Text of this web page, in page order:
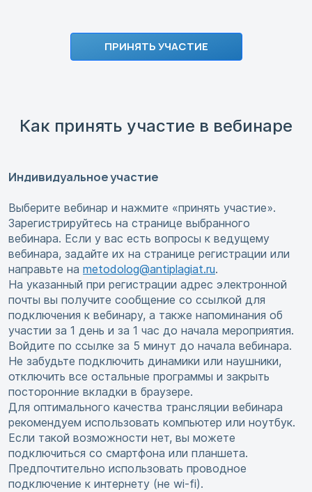
ПРИНЯТЬ УЧАСТИЕ
Как принять участие в вебинаре
Индивидуальное участие
Выберите вебинар и нажмите «принять участие».
Зарегистрируйтесь на странице выбранного
вебинара. Если у вас есть вопросы к ведущему
вебинара, задайте их на странице регистрации или
направьте на metodolog@antiplagiat.ru.
На указанный при регистрации адрес электронной
почты вы получите сообщение со ссылкой для
подключения к вебинару, а также напоминания об
участии за 1 день и за 1 час до начала мероприятия.
Войдите по ссылке за 5 минут до начала вебинара.
Не забудьте подключить динамики или наушники,
отключить все остальные программы и закрыть
посторонние вкладки в браузере.
Для оптимального качества трансляции вебинара
рекомендуем использовать компьютер или ноутбук.
Если такой возможности нет, вы можете
подключиться со смартфона или планшета.
Предпочтительно использовать проводное
подключение к интернету (не wi-fi).